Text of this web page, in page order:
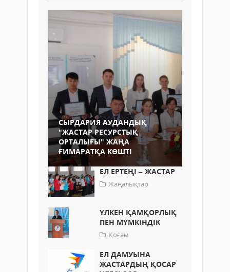
СЫРДАРИЯ АУДАНДЫҚ
"ЖАСТАР РЕСУРСТЫҚ
ОРТАЛЫҒЫ" ЖАҢА
ҒИМАРАТҚА КӨШТІ
ЕЛ ЕРТЕҢІ – ЖАСТАР
Жаңалықтар
ҮЛКЕН ҚАМҚОРЛЫҚ
ПЕН МҮМКІНДІК
Қоғам
ЕЛ ДАМУЫНА
ЖАСТАРДЫҢ ҚОСАР